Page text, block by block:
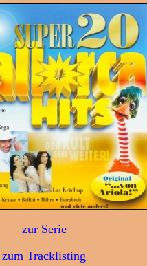
zur Serie
zum Tracklisting